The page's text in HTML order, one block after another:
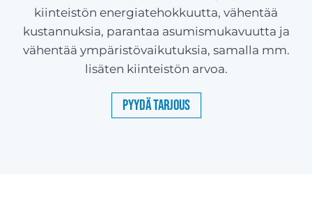
kiinteistön energiatehokkuutta, vähentää
kustannuksia, parantaa asumismukavuutta ja
vähentää ympäristövaikutuksia, samalla mm.
lisäten kiinteistön arvoa.
Pyydä tarjous